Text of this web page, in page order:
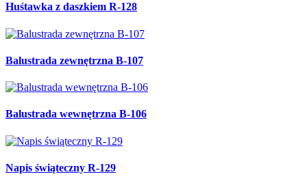
Huśtawka z daszkiem R-128
Balustrada zewnętrzna B-107
Balustrada wewnętrzna B-106
Napis świąteczny R-129